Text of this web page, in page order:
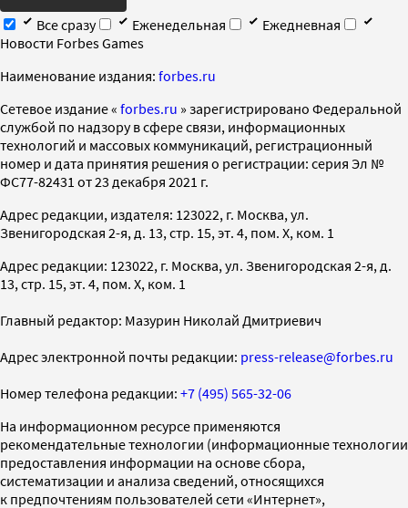
Все сразу
Еженедельная
Ежедневная
Новости Forbes Games
Наименование издания: forbes.ru
Cетевое издание « forbes.ru » зарегистрировано Федеральной
службой по надзору в сфере связи, информационных
технологий и массовых коммуникаций, регистрационный
номер и дата принятия решения о регистрации: серия Эл №
ФС77-82431 от 23 декабря 2021 г.
Адрес редакции, издателя: 123022, г. Москва, ул.
Звенигородская 2-я, д. 13, стр. 15, эт. 4, пом. X, ком. 1
Адрес редакции: 123022, г. Москва, ул. Звенигородская 2-я, д.
13, стр. 15, эт. 4, пом. X, ком. 1
Главный редактор: Мазурин Николай Дмитриевич
Адрес электронной почты редакции: press-release@forbes.ru
Номер телефона редакции: +7 (495) 565-32-06
На информационном ресурсе применяются
рекомендательные технологии (информационные технологии
предоставления информации на основе сбора,
систематизации и анализа сведений, относящихся
к предпочтениям пользователей сети «Интернет»,